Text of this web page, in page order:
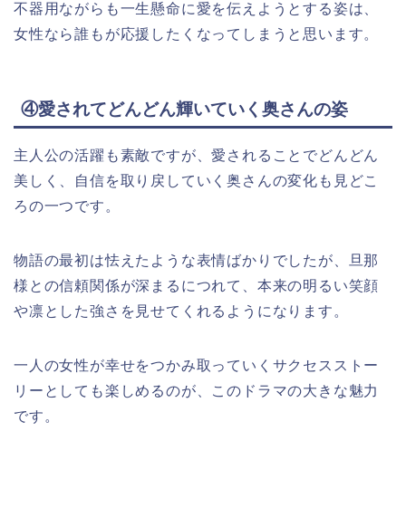
不器用ながらも一生懸命に愛を伝えようとする姿は、
女性なら誰もが応援したくなってしまうと思います。
④愛されてどんどん輝いていく奥さんの姿
主人公の活躍も素敵ですが、愛されることでどんどん
美しく、自信を取り戻していく奥さんの変化も見どこ
ろの一つです。
物語の最初は怯えたような表情ばかりでしたが、旦那
様との信頼関係が深まるにつれて、本来の明るい笑顔
や凛とした強さを見せてくれるようになります。
一人の女性が幸せをつかみ取っていくサクセスストー
リーとしても楽しめるのが、このドラマの大きな魅力
です。